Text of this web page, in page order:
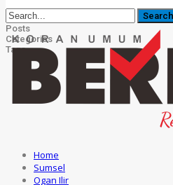
Posts
Categories
Tags
Home
Sumsel
Ogan Ilir